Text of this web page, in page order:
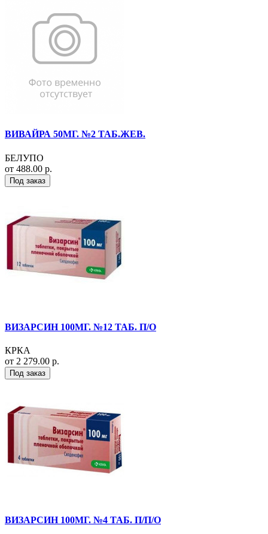
ВИВАЙРА 50МГ. №2 ТАБ.ЖЕВ.
БЕЛУПО
от 488.00 р.
Под заказ
ВИЗАРСИН 100МГ. №12 ТАБ. П/О
КРКА
от 2 279.00 р.
Под заказ
ВИЗАРСИН 100МГ. №4 ТАБ. П/П/О